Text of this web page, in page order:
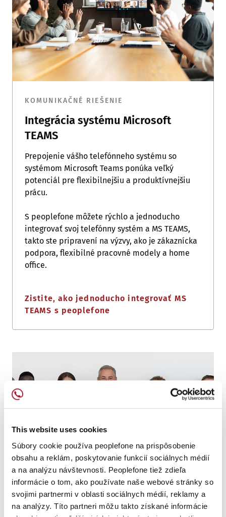
This website uses cookies
Súbory cookie používa peoplefone na prispôsobenie
obsahu a reklám, poskytovanie funkcií sociálnych médií
a na analýzu návštevnosti. Peoplefone tiež zdieľa
informácie o tom, ako používate naše webové stránky so
svojimi partnermi v oblasti sociálnych médií, reklamy a
na analýzy. Títo partneri môžu takto získané informácie
KOMUNIKAČNÉ RIEŠENIE
Integrácia systému Microsoft
TEAMS
Prepojenie vášho telefónneho systému so
systémom Microsoft Teams ponúka veľký
potenciál pre flexibilnejšiu a produktívnejšiu
prácu.
S peoplefone môžete rýchlo a jednoducho
integrovať svoj telefónny systém a MS TEAMS,
takto ste pripravení na výzvy, ako je zákaznícka
podpora, flexibilné pracovné modely a home
office.
Zistite, ako jednoducho integrovať MS
TEAMS s peoplefone
OPAKOVANE VYHRÁVA OCENENIE